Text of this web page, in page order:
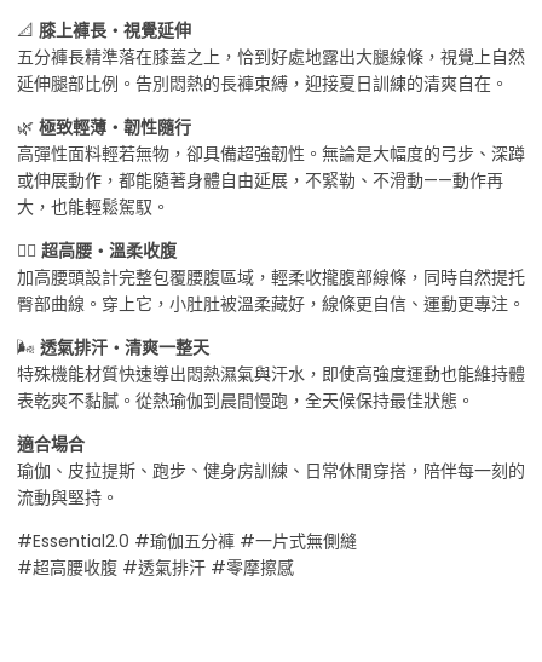
📐 膝上褲長・視覺延伸
五分褲長精準落在膝蓋之上，恰到好處地露出大腿線條，視覺上自然
延伸腿部比例。告別悶熱的長褲束縛，迎接夏日訓練的清爽自在。
🌿 極致輕薄・韌性隨行
高彈性面料輕若無物，卻具備超強韌性。無論是大幅度的弓步、深蹲
或伸展動作，都能隨著身體自由延展，不緊勒、不滑動——動作再
大，也能輕鬆駕馭。
💆‍♀️ 超高腰・溫柔收腹
加高腰頭設計完整包覆腰腹區域，輕柔收攏腹部線條，同時自然提托
臀部曲線。穿上它，小肚肚被溫柔藏好，線條更自信、運動更專注。
🌬️ 透氣排汗・清爽一整天
特殊機能材質快速導出悶熱濕氣與汗水，即使高強度運動也能維持體
表乾爽不黏膩。從熱瑜伽到晨間慢跑，全天候保持最佳狀態。
適合場合
瑜伽、皮拉提斯、跑步、健身房訓練、日常休閒穿搭，陪伴每一刻的
流動與堅持。
#Essential2.0 #瑜伽五分褲 #一片式無側縫
#超高腰收腹 #透氣排汗 #零摩擦感